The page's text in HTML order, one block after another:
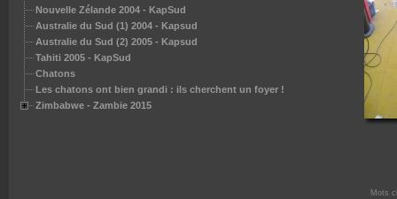
Nouvelle Zélande 2004 - KapSud
Australie du Sud (1) 2004 - Kapsud
Australie du Sud (2) 2005 - Kapsud
Tahiti 2005 - KapSud
Chatons
Les chatons ont bien grandi : ils cherchent un foyer !
Zimbabwe - Zambie 2015
Mots